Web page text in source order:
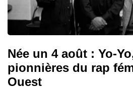
Née un 4 août : Yo-
pionnières du rap
Ouest